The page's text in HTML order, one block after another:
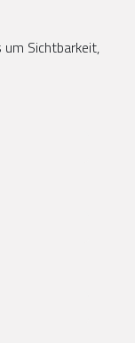
Sichtbarkeit,